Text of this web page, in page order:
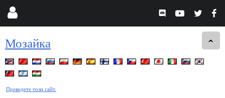
Мозайка
Преведете този сайт.